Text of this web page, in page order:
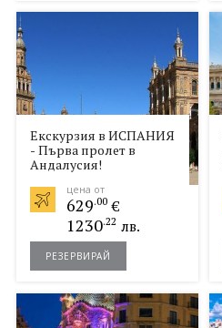
Екскурзия в ИСПАНИЯ
- Първа пролет в
Андалусия!
цена от
629.00 €
1230.22 лв.
РЕЗЕРВИРАЙ